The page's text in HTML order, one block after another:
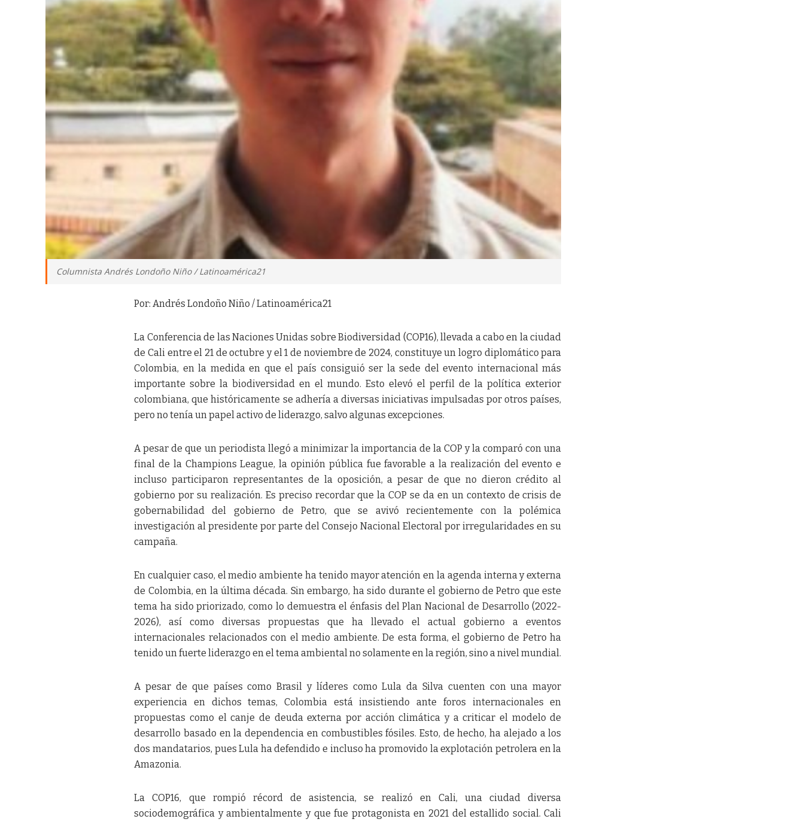
Columnista Andrés Londoño Niño / Latinoamérica21
Por: Andrés Londoño Niño / Latinoamérica21
La Conferencia de las Naciones Unidas sobre Biodiversidad (COP16), llevada a cabo en la ciudad
de Cali entre el 21 de octubre y el 1 de noviembre de 2024, constituye un logro diplomático para
Colombia, en la medida en que el país consiguió ser la sede del evento internacional más
importante sobre la biodiversidad en el mundo. Esto elevó el perfil de la política exterior
colombiana, que históricamente se adhería a diversas iniciativas impulsadas por otros países,
pero no tenía un papel activo de liderazgo, salvo algunas excepciones.
A pesar de que un periodista llegó a minimizar la importancia de la COP y la comparó con una
final de la Champions League, la opinión pública fue favorable a la realización del evento e
incluso participaron representantes de la oposición, a pesar de que no dieron crédito al
gobierno por su realización. Es preciso recordar que la COP se da en un contexto de crisis de
gobernabilidad del gobierno de Petro, que se avivó recientemente con la polémica
investigación al presidente por parte del Consejo Nacional Electoral por irregularidades en su
campaña.
En cualquier caso, el medio ambiente ha tenido mayor atención en la agenda interna y externa
de Colombia, en la última década. Sin embargo, ha sido durante el gobierno de Petro que este
tema ha sido priorizado, como lo demuestra el énfasis del Plan Nacional de Desarrollo (2022-
2026), así como diversas propuestas que ha llevado el actual gobierno a eventos
internacionales relacionados con el medio ambiente. De esta forma, el gobierno de Petro ha
tenido un fuerte liderazgo en el tema ambiental no solamente en la región, sino a nivel mundial.
A pesar de que países como Brasil y líderes como Lula da Silva cuenten con una mayor
experiencia en dichos temas, Colombia está insistiendo ante foros internacionales en
propuestas como el canje de deuda externa por acción climática y a criticar el modelo de
desarrollo basado en la dependencia en combustibles fósiles. Esto, de hecho, ha alejado a los
dos mandatarios, pues Lula ha defendido e incluso ha promovido la explotación petrolera en la
Amazonia.
La COP16, que rompió récord de asistencia, se realizó en Cali, una ciudad diversa
sociodemográfica y ambientalmente y que fue protagonista en 2021 del estallido social. Cali